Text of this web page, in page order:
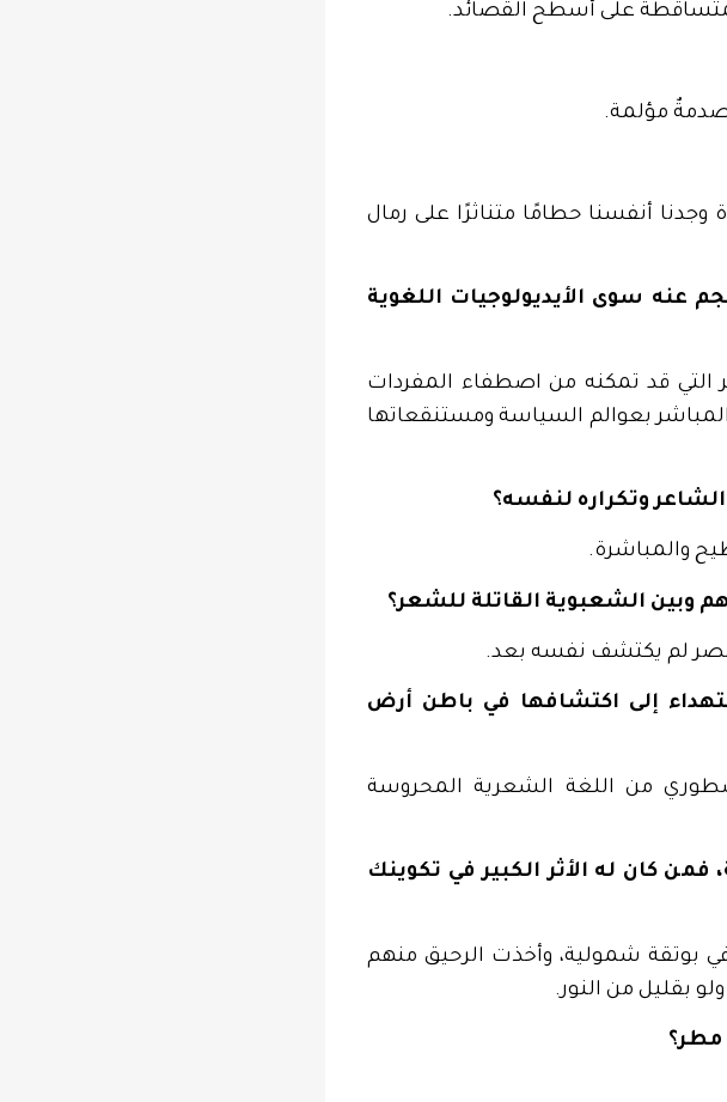
على أسطح القصائد.
صدمةٌ مؤلمة.
أنفسنا حطامًا متناثرًا على رمال
عنه سوى الأيديولوجيات اللغوية
التي قد تمكنه من اصطفاء المفردات
بعوالم السياسة ومستنقعاتها
وتكراره لنفسه؟
والمباشرة.
وبين الشعبوية القاتلة للشعر؟
مصر لم يكتشف نفسه بعد.
إلى اكتشافها في باطن أرض
من اللغة الشعرية المحروسة
كان له الأثر الكبير في تكوينك
بوتقة شمولية، وأخذت الرحيق منهم
بقليل من النور.
مطر؟